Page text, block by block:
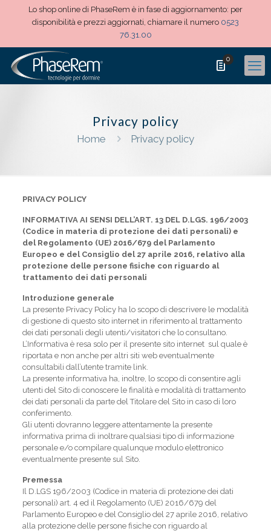
Lo shop online di PhaseRem è in fase di aggiornamento: per
disponibilità e prezzi aggiornati, chiamare il numero 0523
76.31.00
0
Privacy policy
Home Privacy policy
PRIVACY POLICY
INFORMATIVA AI SENSI DELL’ART. 13 DEL D.LGS. 196/2003
(Codice in materia di protezione dei dati personali) e
del Regolamento (UE) 2016/679 del Parlamento
Europeo e del Consiglio del 27 aprile 2016, relativo alla
protezione delle persone fisiche con riguardo al
trattamento dei dati personali
Introduzione generale
La presente Privacy Policy ha lo scopo di descrivere le modalità
di gestione di questo sito internet in riferimento al trattamento
dei dati personali degli utenti/visitatori che lo consultano.
L’Informativa è resa solo per il presente sito internet sul quale è
riportata e non anche per altri siti web eventualmente
consultabili dall’utente tramite link.
La presente informativa ha, inoltre, lo scopo di consentire agli
utenti del Sito di conoscere le finalità e modalità di trattamento
dei dati personali da parte del Titolare del Sito in caso di loro
conferimento.
Gli utenti dovranno leggere attentamente la presente
informativa prima di inoltrare qualsiasi tipo di informazione
personale e/o compilare qualunque modulo elettronico
eventualmente presente sul Sito.
Premessa
Il D.LGS 196/2003 (Codice in materia di protezione dei dati
personali) art. 4 ed il Regolamento (UE) 2016/679 del
Parlamento Europeo e del Consiglio del 27 aprile 2016, relativo
alla protezione delle persone fisiche con riguardo al